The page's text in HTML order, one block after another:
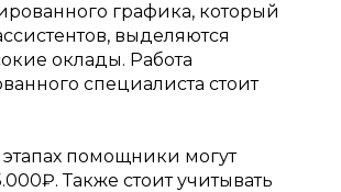
графика, который
выделяются
оклады. Работа
специалиста стоит
помощники могут
Также стоит учитывать